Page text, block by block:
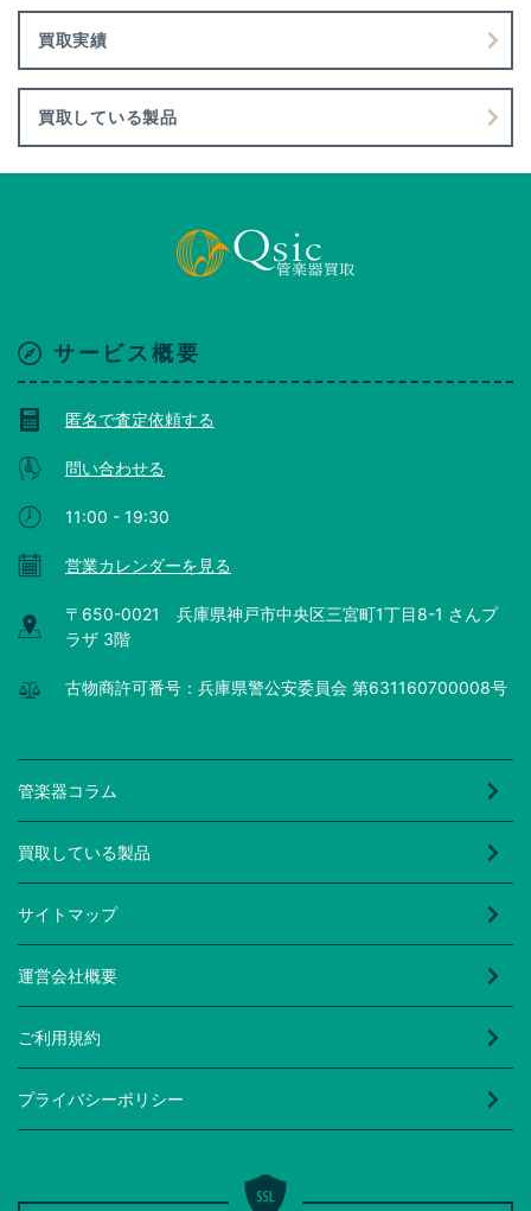
買取実績
買取している製品
サービス概要
匿名で査定依頼する
問い合わせる
11:00 - 19:30
営業カレンダーを見る
〒650-0021 兵庫県神戸市中央区三宮町1丁目8-1 さんプ
ラザ 3階
古物商許可番号：兵庫県警公安委員会 第631160700008号
管楽器コラム
買取している製品
サイトマップ
運営会社概要
ご利用規約
プライバシーポリシー